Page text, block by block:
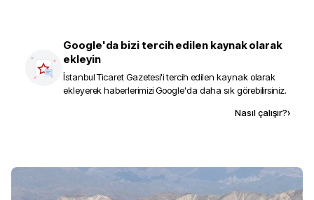
Google'da bizi tercih edilen kaynak olarak
ekleyin
İstanbul Ticaret Gazetesi'i tercih edilen kaynak olarak
ekleyerek haberlerimizi Google'da daha sık görebilirsiniz.
Nasıl çalışır?›